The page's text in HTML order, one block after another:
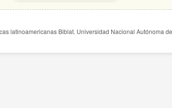
latinoamericanas Biblat. Universidad Nacional Autónoma